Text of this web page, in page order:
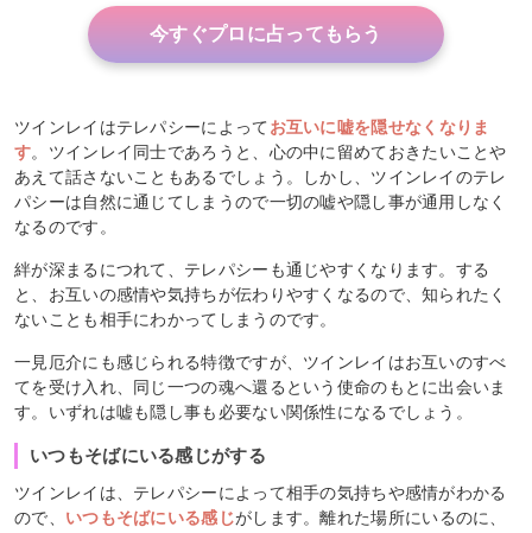
今すぐプロに占ってもらう
ツインレイはテレパシーによってお互いに嘘を隠せなくなりま
す。ツインレイ同士であろうと、心の中に留めておきたいことや
あえて話さないこともあるでしょう。しかし、ツインレイのテレ
パシーは自然に通じてしまうので一切の嘘や隠し事が通用しなく
なるのです。
絆が深まるにつれて、テレパシーも通じやすくなります。する
と、お互いの感情や気持ちが伝わりやすくなるので、知られたく
ないことも相手にわかってしまうのです。
一見厄介にも感じられる特徴ですが、ツインレイはお互いのすべ
てを受け入れ、同じ一つの魂へ還るという使命のもとに出会いま
す。いずれは嘘も隠し事も必要ない関係性になるでしょう。
いつもそばにいる感じがする
ツインレイは、テレパシーによって相手の気持ちや感情がわかる
ので、 いつもそばにいる感じがします。離れた場所にいるのに、